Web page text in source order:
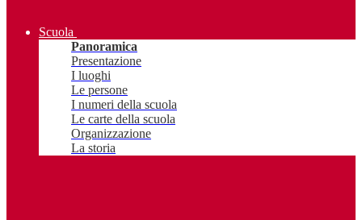
Scuola
Panoramica
Presentazione
I luoghi
Le persone
I numeri della scuola
Le carte della scuola
Organizzazione
La storia